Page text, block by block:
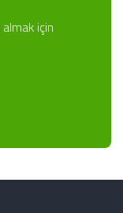
için